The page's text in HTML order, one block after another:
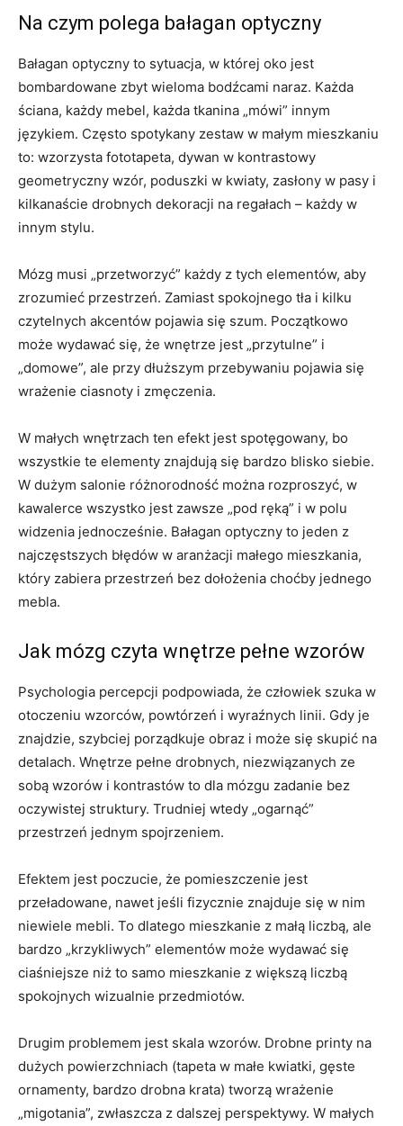
Na czym polega bałagan optyczny
Bałagan optyczny to sytuacja, w której oko jest
bombardowane zbyt wieloma bodźcami naraz. Każda
ściana, każdy mebel, każda tkanina „mówi” innym
językiem. Często spotykany zestaw w małym mieszkaniu
to: wzorzysta fototapeta, dywan w kontrastowy
geometryczny wzór, poduszki w kwiaty, zasłony w pasy i
kilkanaście drobnych dekoracji na regałach – każdy w
innym stylu.
Mózg musi „przetworzyć” każdy z tych elementów, aby
zrozumieć przestrzeń. Zamiast spokojnego tła i kilku
czytelnych akcentów pojawia się szum. Początkowo
może wydawać się, że wnętrze jest „przytulne” i
„domowe”, ale przy dłuższym przebywaniu pojawia się
wrażenie ciasnoty i zmęczenia.
W małych wnętrzach ten efekt jest spotęgowany, bo
wszystkie te elementy znajdują się bardzo blisko siebie.
W dużym salonie różnorodność można rozproszyć, w
kawalerce wszystko jest zawsze „pod ręką” i w polu
widzenia jednocześnie. Bałagan optyczny to jeden z
najczęstszych błędów w aranżacji małego mieszkania,
który zabiera przestrzeń bez dołożenia choćby jednego
mebla.
Jak mózg czyta wnętrze pełne wzorów
Psychologia percepcji podpowiada, że człowiek szuka w
otoczeniu wzorców, powtórzeń i wyraźnych linii. Gdy je
znajdzie, szybciej porządkuje obraz i może się skupić na
detalach. Wnętrze pełne drobnych, niezwiązanych ze
sobą wzorów i kontrastów to dla mózgu zadanie bez
oczywistej struktury. Trudniej wtedy „ogarnąć”
przestrzeń jednym spojrzeniem.
Efektem jest poczucie, że pomieszczenie jest
przeładowane, nawet jeśli fizycznie znajduje się w nim
niewiele mebli. To dlatego mieszkanie z małą liczbą, ale
bardzo „krzykliwych” elementów może wydawać się
ciaśniejsze niż to samo mieszkanie z większą liczbą
spokojnych wizualnie przedmiotów.
Drugim problemem jest skala wzorów. Drobne printy na
dużych powierzchniach (tapeta w małe kwiatki, gęste
ornamenty, bardzo drobna krata) tworzą wrażenie
„migotania”, zwłaszcza z dalszej perspektywy. W małych